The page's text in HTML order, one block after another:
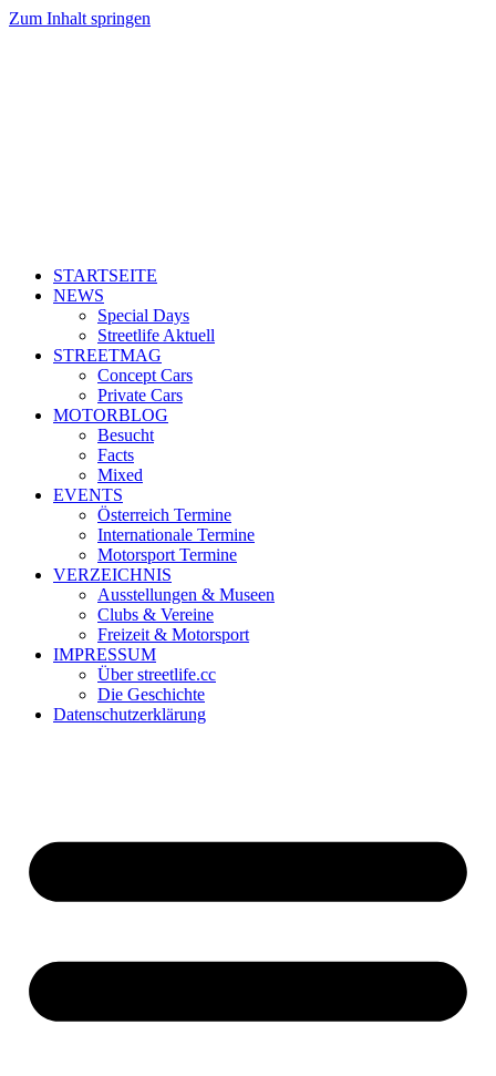
Zum Inhalt springen
STARTSEITE
NEWS
Special Days
Streetlife Aktuell
STREETMAG
Concept Cars
Private Cars
MOTORBLOG
Besucht
Facts
Mixed
EVENTS
Österreich Termine
Internationale Termine
Motorsport Termine
VERZEICHNIS
Ausstellungen & Museen
Clubs & Vereine
Freizeit & Motorsport
IMPRESSUM
Über streetlife.cc
Die Geschichte
Datenschutzerklärung